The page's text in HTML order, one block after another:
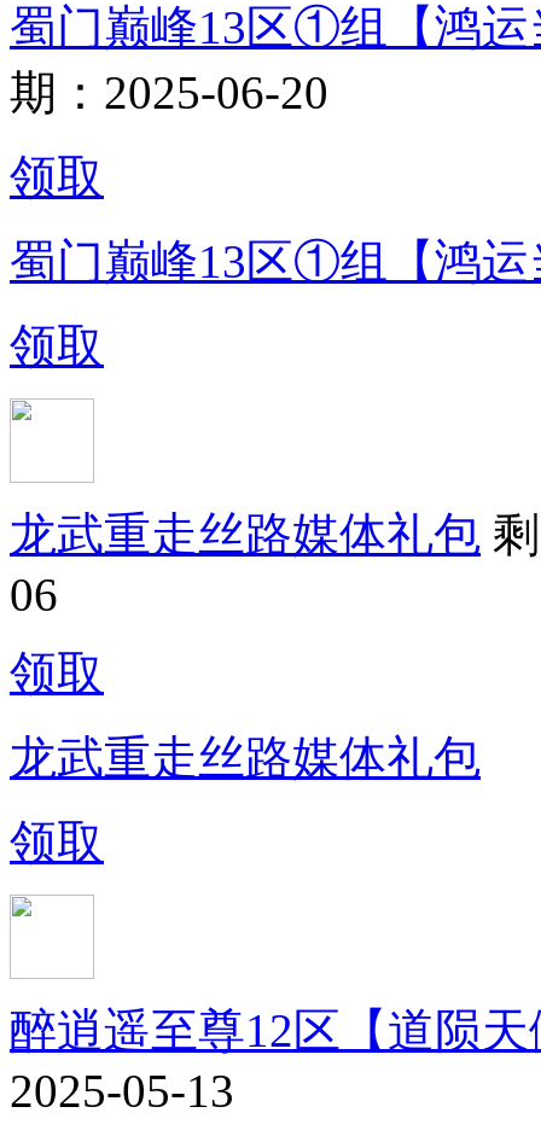
蜀门巅峰13区①组【鸿运
期：2025-06-20
领取
蜀门巅峰13区①组【鸿运
领取
龙武重走丝路媒体礼包
06
领取
龙武重走丝路媒体礼包
领取
醉逍遥至尊12区【道陨
2025-05-13